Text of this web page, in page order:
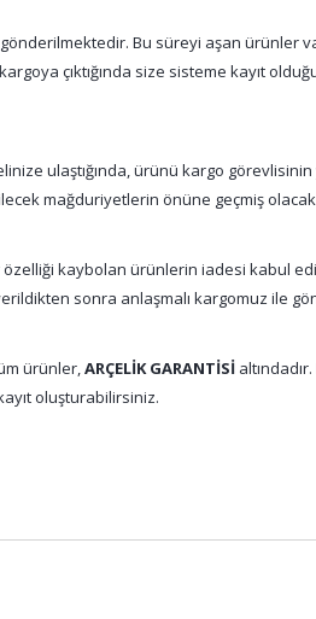
Bu süreyi aşan
çıktığında size sisteme kayıt
ulaştığında, ürünü kargo
mağduriyetlerin önüne geçmiş
kaybolan ürünlerin iadesi kabul
sonra anlaşmalı kargomuz ile
ürünler,ARÇELİK GARANTİSİ
oluşturabilirsiniz.